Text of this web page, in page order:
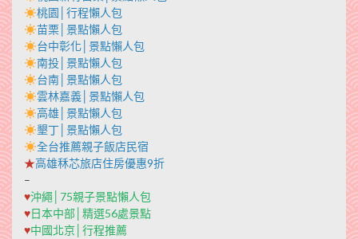
桃園│行程懶人包
苗栗│景點懶人包
台中彰化│景點懶人包
南投│景點懶人包
台南│景點懶人包
雲林嘉義│景點懶人包
高雄│景點懶人包
墾丁│景點懶人包
全台推薦親子飯店民宿
★高雄秝芯旅店住房優惠9折
–
♥沖繩│75親子景點懶人包
♥日本中部│精選56處景點
♥中國北京│行程推薦